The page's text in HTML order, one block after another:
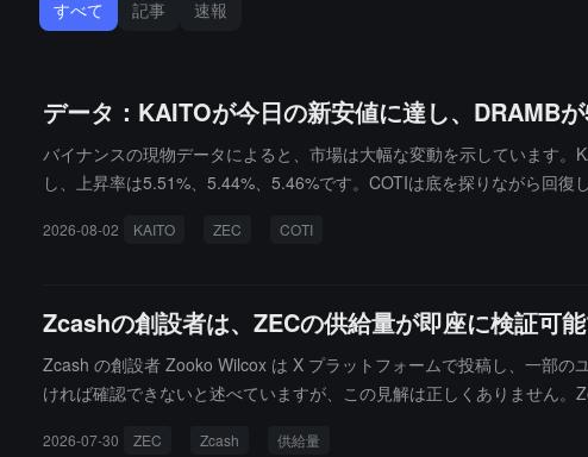
すべて 記事 速報
データ：KAITOが今日の新安値に達し、DRAMBが
バイナンスの現物データによると、市場は大幅な変動を示しています
し、上昇率は5.51%、5.44%、5.46%です。COTIは底を探りながら回
2026-08-02 KAITO ZEC COTI
Zcashの創設者は、ZECの供給量が即座に検証可
Zcash の創設者 Zooko Wilcox は X プラットフォームで投稿し、一部
ければ確認できないと述べていますが、この見解は正しくありません
2026-07-30 ZEC Zcash 供給量